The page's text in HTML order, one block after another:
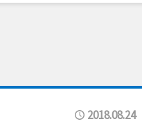
2018.08.24